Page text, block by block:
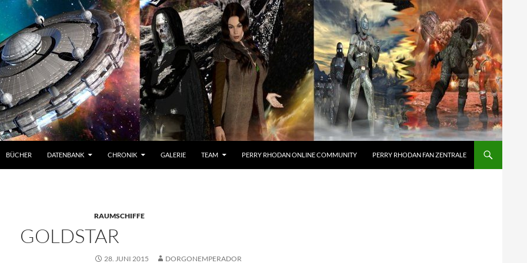
BÜCHER DATENBANK CHRONIK GALERIE TEAM PERRY RHODAN ONLINE COMMUNITY PERRY RHODAN FAN ZENTRALE
RAUMSCHIFFE
GOLDSTAR
28. JUNI 2015 DORGONEMPERADOR